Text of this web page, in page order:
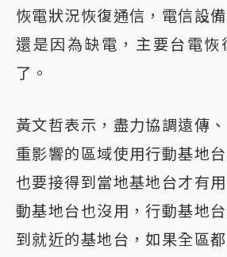
恢電狀況恢復通信，電信設
還是因為缺電，主要台電恢
了。
黃文哲表示，盡力協調遠傳
重影響的區域使用行動基地
也要接得到當地基地台才有
動基地台也沒用，行動基地
到就近的基地台，如果全區